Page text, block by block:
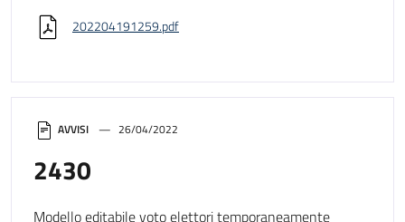
AVVISI 26/04/2022
2430
Modello editabile voto elettori temporaneamente
202204191259.pdf